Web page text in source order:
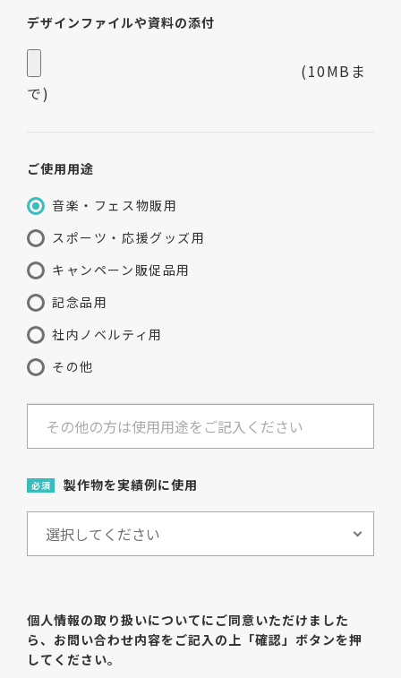
デザインファイルや資料の添付
(10MBま
で)
ご使用用途
音楽・フェス物販用
スポーツ・応援グッズ用
キャンペーン販促品用
記念品用
社内ノベルティ用
その他
必須 製作物を実績例に使用
個人情報の取り扱いについてにご同意いただけました
ら、 お問い合わせ内容をご記入の上「確認」ボタンを押
してください。